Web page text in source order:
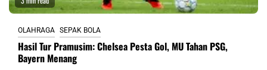
OLAHRAGA SEPAK BOLA
Hasil Tur Pramusim: Chelsea Pesta Gol, MU Tahan PSG,
Bayern Menang